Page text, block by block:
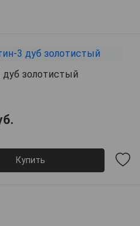
дуб золотистый
Купить